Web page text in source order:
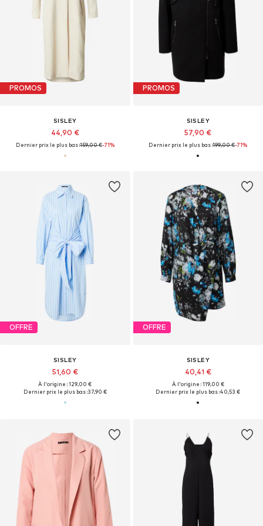
PROMOS
SISLEY
44,90 €
Dernier prix le plus bas :159,00 €-71%
PROMOS
SISLEY
57,90 €
Dernier prix le plus bas :199,00 €-71%
OFFRE
SISLEY
51,60 €
À l'origine : 129,00 €
Dernier prix le plus bas :37,90 €
OFFRE
SISLEY
40,41 €
À l'origine : 119,00 €
Dernier prix le plus bas :40,53 €